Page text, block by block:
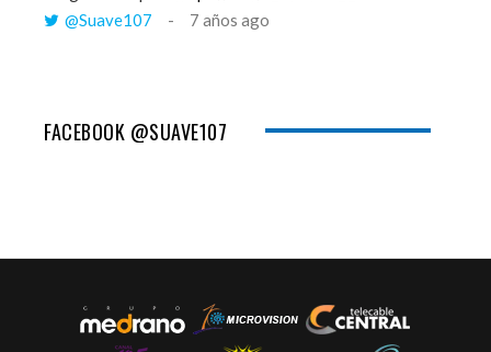
@Suave107
7 años ago
FACEBOOK @SUAVE107